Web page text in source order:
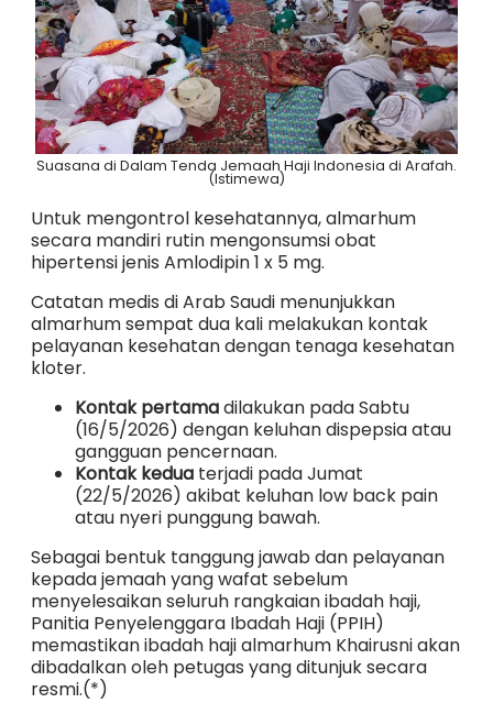
Suasana di Dalam Tenda Jemaah Haji Indonesia di Arafah.
(Istimewa)
Untuk mengontrol kesehatannya, almarhum
secara mandiri rutin mengonsumsi obat
hipertensi jenis Amlodipin 1 x 5 mg.
Catatan medis di Arab Saudi menunjukkan
almarhum sempat dua kali melakukan kontak
pelayanan kesehatan dengan tenaga kesehatan
kloter.
Kontak pertamadilakukan pada Sabtu
(16/5/2026) dengan keluhan dispepsia atau
gangguan pencernaan.
Kontak keduaterjadi pada Jumat
(22/5/2026) akibat keluhan low back pain
atau nyeri punggung bawah.
Sebagai bentuk tanggung jawab dan pelayanan
kepada jemaah yang wafat sebelum
menyelesaikan seluruh rangkaian ibadah haji,
Panitia Penyelenggara Ibadah Haji (PPIH)
memastikan ibadah haji almarhum Khairusni akan
dibadalkan oleh petugas yang ditunjuk secara
resmi.(*)